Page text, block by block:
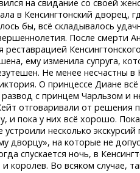
на свидание со своей
в Кенсингтонский дворец,
бы, всё складывалось
После смерти
реставрацией
ему изменила супруга,
Не менее несчастны
О принцессе Диане
с принцем Чарльзом и
отговаривали от решения
и пока у них всё хорошо.
несколько
дворцу», на которые не
спускается ночь, в
Во всяком случае,